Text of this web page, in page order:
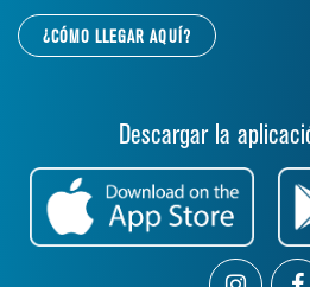
¿CÓMO LLEGAR AQUÍ?
Descargar la